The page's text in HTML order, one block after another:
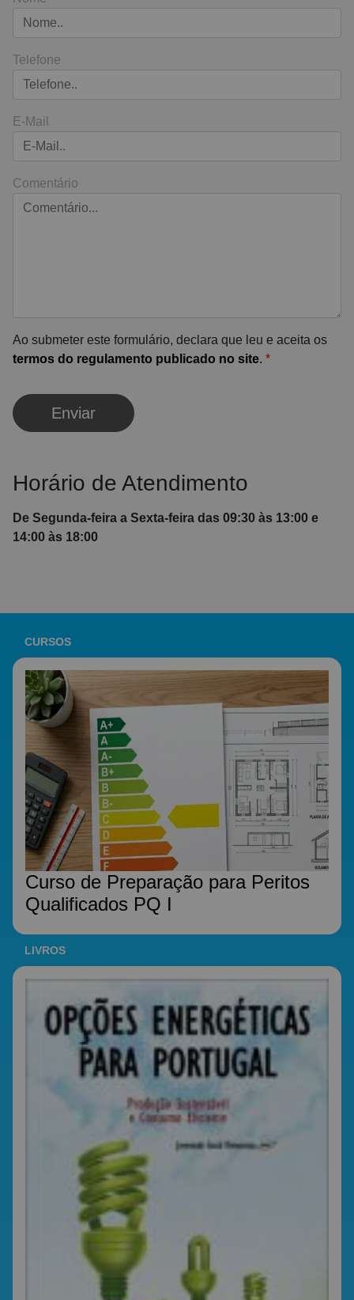
CURSOS
Curso de Preparação para Peritos
Qualificados PQ I
LIVROS
Telefone
E-Mail
Comentário
Ao submeter este formulário, declara que leu e aceita os
termos do regulamento publicado no site. *
Enviar
Horário de Atendimento
De Segunda-feira a Sexta-feira das 09:30 às 13:00 e
14:00 às 18:00